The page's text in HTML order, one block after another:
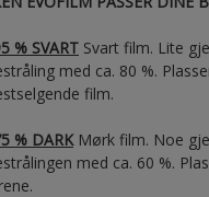
% SVART Svart film. Lite
med ca. 80 %.
film.
% DARKMørk film. Noe
med ca. 60 %.